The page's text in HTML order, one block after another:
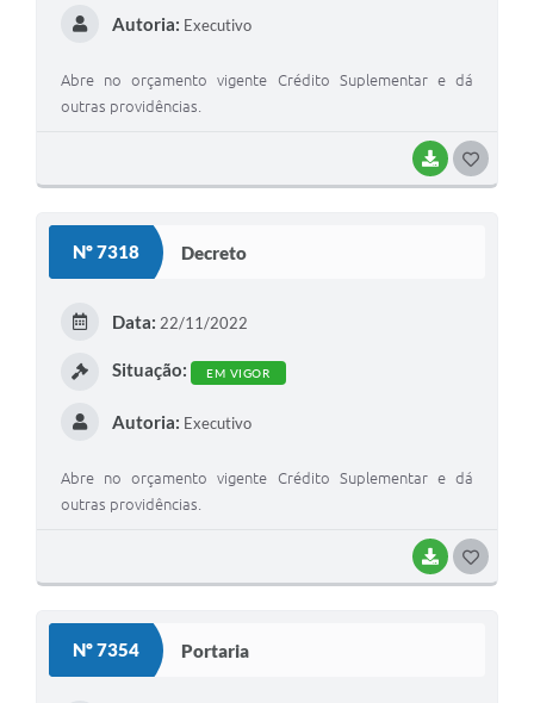
BAIXAR
Autoria: Executivo
Abre no orçamento vigente Crédito Suplementar e dá
outras providências.
Nº 7318 Decreto
BAIXAR
Data: 22/11/2022
Situação: EM VIGOR
Autoria: Executivo
Abre no orçamento vigente Crédito Suplementar e dá
outras providências.
Nº 7354 Portaria